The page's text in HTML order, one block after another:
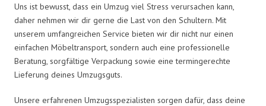
Uns ist bewusst, dass ein Umzug viel Stress verursachen kann,
daher nehmen wir dir gerne die Last von den Schultern. Mit
unserem umfangreichen Service bieten wir dir nicht nur einen
einfachen Möbeltransport, sondern auch eine professionelle
Beratung, sorgfältige Verpackung sowie eine termingerechte
Lieferung deines Umzugsguts.
Unsere erfahrenen Umzugsspezialisten sorgen dafür, dass deine